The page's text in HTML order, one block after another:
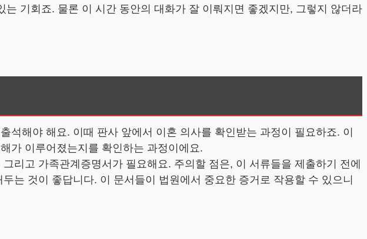
기회죠. 물론 이 시간 동안의 대화가 잘 이뤄지면 좋겠지만, 그렇지 않더라
석해야 해요. 이때 판사 앞에서 이혼 의사를 확인받는 과정이 필요하죠. 이
가 이루어졌는지를 확인하는 과정이에요.
리고 가족관계증명서가 필요해요. 주의할 점은, 이 서류들을 제출하기 전에
는 것이 좋답니다. 이 문서들이 법원에서 중요한 증거로 작용할 수 있으니